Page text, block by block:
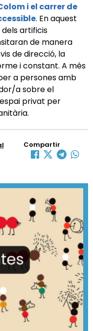
i el carrer de
. En aquest
artificis
de manera
de direcció, la
i constant. A més
a persones amb
a sobre el
privat per
Compartir